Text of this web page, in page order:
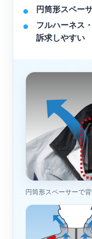
円筒形スペー
フルハーネス
訴求しやすい
円筒形スペーサーで